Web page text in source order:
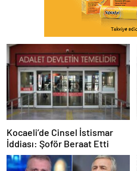
Kocaeli’de Cinsel İstismar
İddiası: Şoför Beraat Etti